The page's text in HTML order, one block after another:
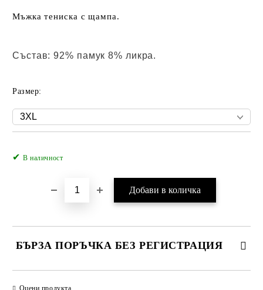
Мъжка тениска с щампа.
Състав: 92% памук 8% ликра.
Размер:
✔В наличност
БЪРЗА ПОРЪЧКА БЕЗ РЕГИСТРАЦИЯ
Оцени продукта